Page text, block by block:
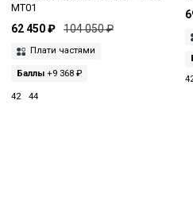
MT01
62 450 ₽ 104 050 ₽
Плати частями
Баллы +9 368 ₽
42 44